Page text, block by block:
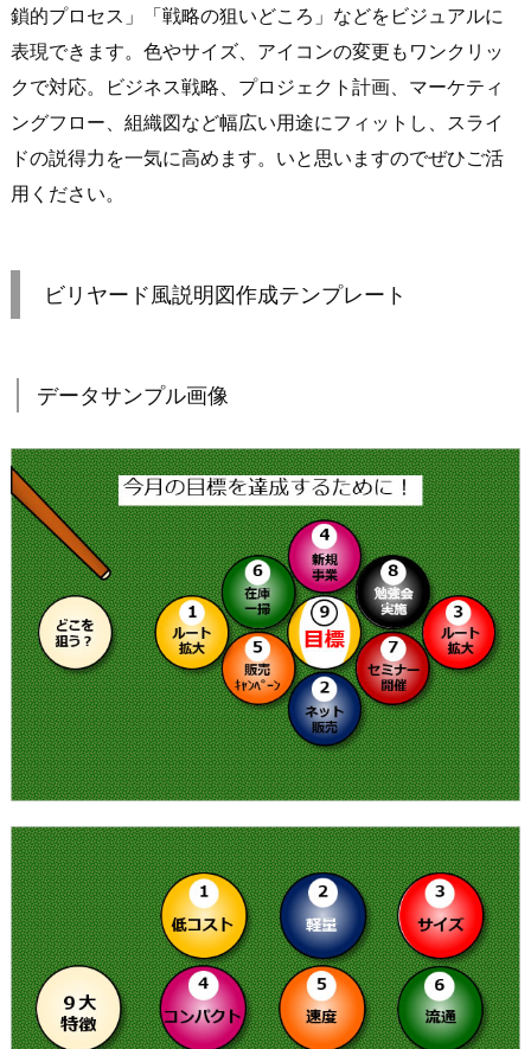
鎖的プロセス」「戦略の狙いどころ」などをビジュアルに
表現できます。色やサイズ、アイコンの変更もワンクリッ
クで対応。ビジネス戦略、プロジェクト計画、マーケティ
ングフロー、組織図など幅広い用途にフィットし、スライ
ドの説得力を一気に高めます。いと思いますのでぜひご活
用ください。
ビリヤード風説明図作成テンプレート
データサンプル画像